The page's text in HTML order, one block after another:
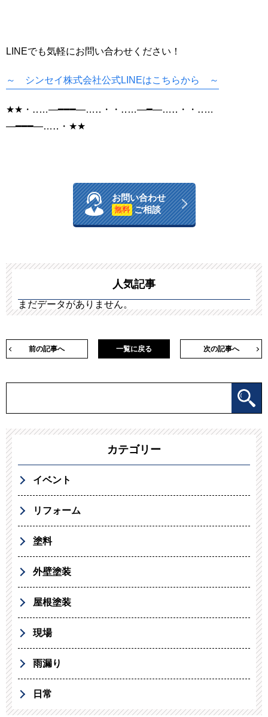
LINEでも気軽にお問い合わせください！
～ シンセイ株式会社公式LINEはこちらから ～
★★・‥…―━━━―…‥・・‥…―━―…‥・・‥…
―━━━―…‥・★★
お問い合わせ
無料 ご相談
人気記事
まだデータがありません。
前の記事へ 次の記事へ
一覧に戻る
カテゴリー
イベント
リフォーム
塗料
外壁塗装
屋根塗装
現場
雨漏り
日常